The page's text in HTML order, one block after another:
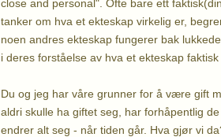
close and personal". Ofte bare ett
tanker om hva et ekteskap virkelig er,
noen andres ekteskap fungerer bak
i deres forståelse av hva et ekteskap
Du og jeg har våre grunner for å være gift
aldri skulle ha giftet seg, har forhåpentlig
endrer alt seg - når tiden går. Hva gjør vi